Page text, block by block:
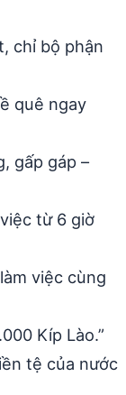
chỉ bộ phận
quê ngay
gấp gáp –
từ 6 giờ
việc cùng
Kíp Lào.”
tệ của nước